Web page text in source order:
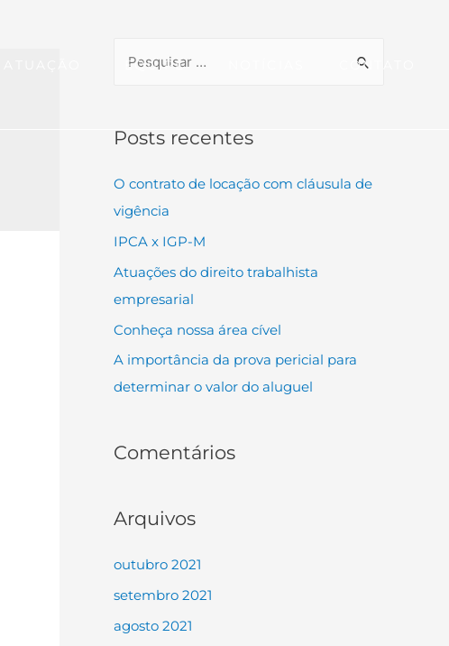
EQUIPE CONTATO
Posts recentes
O contrato de locação com cláusula de
vigência
IPCA x IGP-M
Atuações do direito trabalhista
empresarial
Conheça nossa área cível
A importância da prova pericial para
determinar o valor do aluguel
Comentários
Arquivos
outubro 2021
setembro 2021
agosto 2021